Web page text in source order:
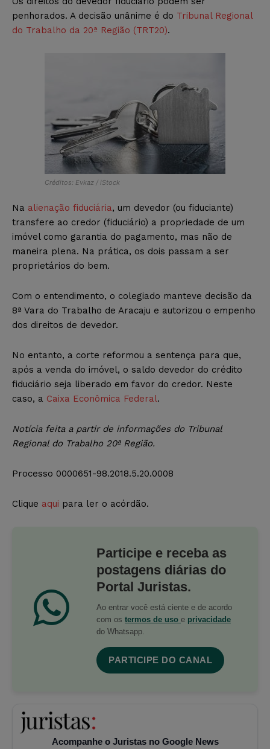
penhorados. A decisão unânime é do Tribunal Regional
do Trabalho da 20ª Região (TRT20).
Créditos: Evkaz / iStock
Na alienação fiduciária, um devedor (ou fiduciante)
transfere ao credor (fiduciário) a propriedade de um
imóvel como garantia do pagamento, mas não de
maneira plena. Na prática, os dois passam a ser
proprietários do bem.
Com o entendimento, o colegiado manteve decisão da
8ª Vara do Trabalho de Aracaju e autorizou o empenho
dos direitos de devedor.
No entanto, a corte reformou a sentença para que,
após a venda do imóvel, o saldo devedor do crédito
fiduciário seja liberado em favor do credor. Neste
caso, a Caixa Econômica Federal.
Notícia feita a partir de informações do Tribunal
Regional do Trabalho 20ª Região.
Processo 0000651-98.2018.5.20.0008
Clique aqui para ler o acórdão.
Participe e receba as
postagens diárias do
Portal Juristas.
Ao entrar você está ciente e de acordo
com os termos de uso e privacidade
do Whatsapp.
PARTICIPE DO CANAL
Acompanhe o Juristas no Google News